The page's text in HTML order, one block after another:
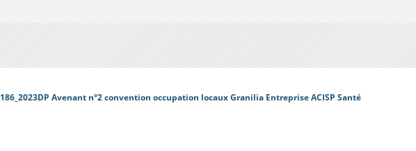
186_2023DP Avenant n°2 convention occupation locaux Granilia Entreprise ACISP Santé